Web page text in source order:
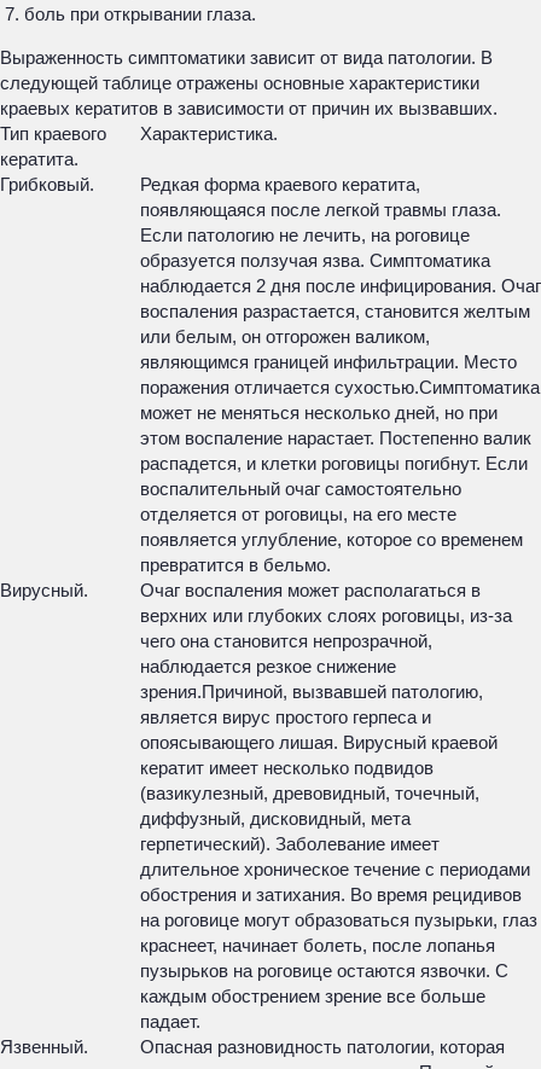
боль при открывании глаза.
Выраженность симптоматики зависит от вида патологии. В
следующей таблице отражены основные характеристики
краевых кератитов в зависимости от причин их вызвавших.
Тип краевого
кератита.
Характеристика.
Грибковый.
Редкая форма краевого кератита,
появляющаяся после легкой травмы глаза.
Если патологию не лечить, на роговице
образуется ползучая язва. Симптоматика
наблюдается 2 дня после инфицирования. Очаг
воспаления разрастается, становится желтым
или белым, он отгорожен валиком,
являющимся границей инфильтрации. Место
поражения отличается сухостью.Симптоматика
может не меняться несколько дней, но при
этом воспаление нарастает. Постепенно валик
распадется, и клетки роговицы погибнут. Если
воспалительный очаг самостоятельно
отделяется от роговицы, на его месте
появляется углубление, которое со временем
превратится в бельмо.
Вирусный.
Очаг воспаления может располагаться в
верхних или глубоких слоях роговицы, из-за
чего она становится непрозрачной,
наблюдается резкое снижение
зрения.Причиной, вызвавшей патологию,
является вирус простого герпеса и
опоясывающего лишая. Вирусный краевой
кератит имеет несколько подвидов
(вазикулезный, древовидный, точечный,
диффузный, дисковидный, мета
герпетический). Заболевание имеет
длительное хроническое течение с периодами
обострения и затихания. Во время рецидивов
на роговице могут образоваться пузырьки, глаз
краснеет, начинает болеть, после лопанья
пузырьков на роговице остаются язвочки. С
каждым обострением зрение все больше
падает.
Язвенный.
Опасная разновидность патологии, которая